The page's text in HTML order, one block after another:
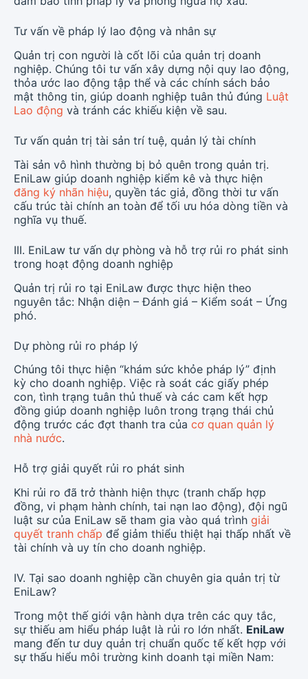
Tư vấn về pháp lý lao động và nhân sự
Quản trị con người là cốt lõi của quản trị doanh
nghiệp. Chúng tôi tư vấn xây dựng nội quy lao động,
thỏa ước lao động tập thể và các chính sách bảo
mật thông tin, giúp doanh nghiệp tuân thủ đúng Luật
Lao động và tránh các khiếu kiện về sau.
Tư vấn quản trị tài sản trí tuệ, quản lý tài chính
Tài sản vô hình thường bị bỏ quên trong quản trị.
EniLaw giúp doanh nghiệp kiểm kê và thực hiện
đăng ký nhãn hiệu, quyền tác giả, đồng thời tư vấn
cấu trúc tài chính an toàn để tối ưu hóa dòng tiền và
nghĩa vụ thuế.
III. EniLaw tư vấn dự phòng và hỗ trợ rủi ro phát sinh
trong hoạt động doanh nghiệp
Quản trị rủi ro tại EniLaw được thực hiện theo
nguyên tắc: Nhận diện – Đánh giá – Kiểm soát – Ứng
phó.
Dự phòng rủi ro pháp lý
Chúng tôi thực hiện “khám sức khỏe pháp lý” định
kỳ cho doanh nghiệp. Việc rà soát các giấy phép
con, tình trạng tuân thủ thuế và các cam kết hợp
đồng giúp doanh nghiệp luôn trong trạng thái chủ
động trước các đợt thanh tra của cơ quan quản lý
nhà nước.
Hỗ trợ giải quyết rủi ro phát sinh
Khi rủi ro đã trở thành hiện thực (tranh chấp hợp
đồng, vi phạm hành chính, tai nạn lao động), đội ngũ
luật sư của EniLaw sẽ tham gia vào quá trình giải
quyết tranh chấp để giảm thiểu thiệt hại thấp nhất về
tài chính và uy tín cho doanh nghiệp.
IV. Tại sao doanh nghiệp cần chuyên gia quản trị từ
EniLaw?
Trong một thế giới vận hành dựa trên các quy tắc,
sự thiếu am hiểu pháp luật là rủi ro lớn nhất. EniLaw
mang đến tư duy quản trị chuẩn quốc tế kết hợp với
sự thấu hiểu môi trường kinh doanh tại miền Nam: